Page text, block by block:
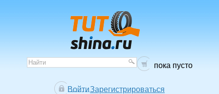
пока пусто
Зарегистрироваться
Войти